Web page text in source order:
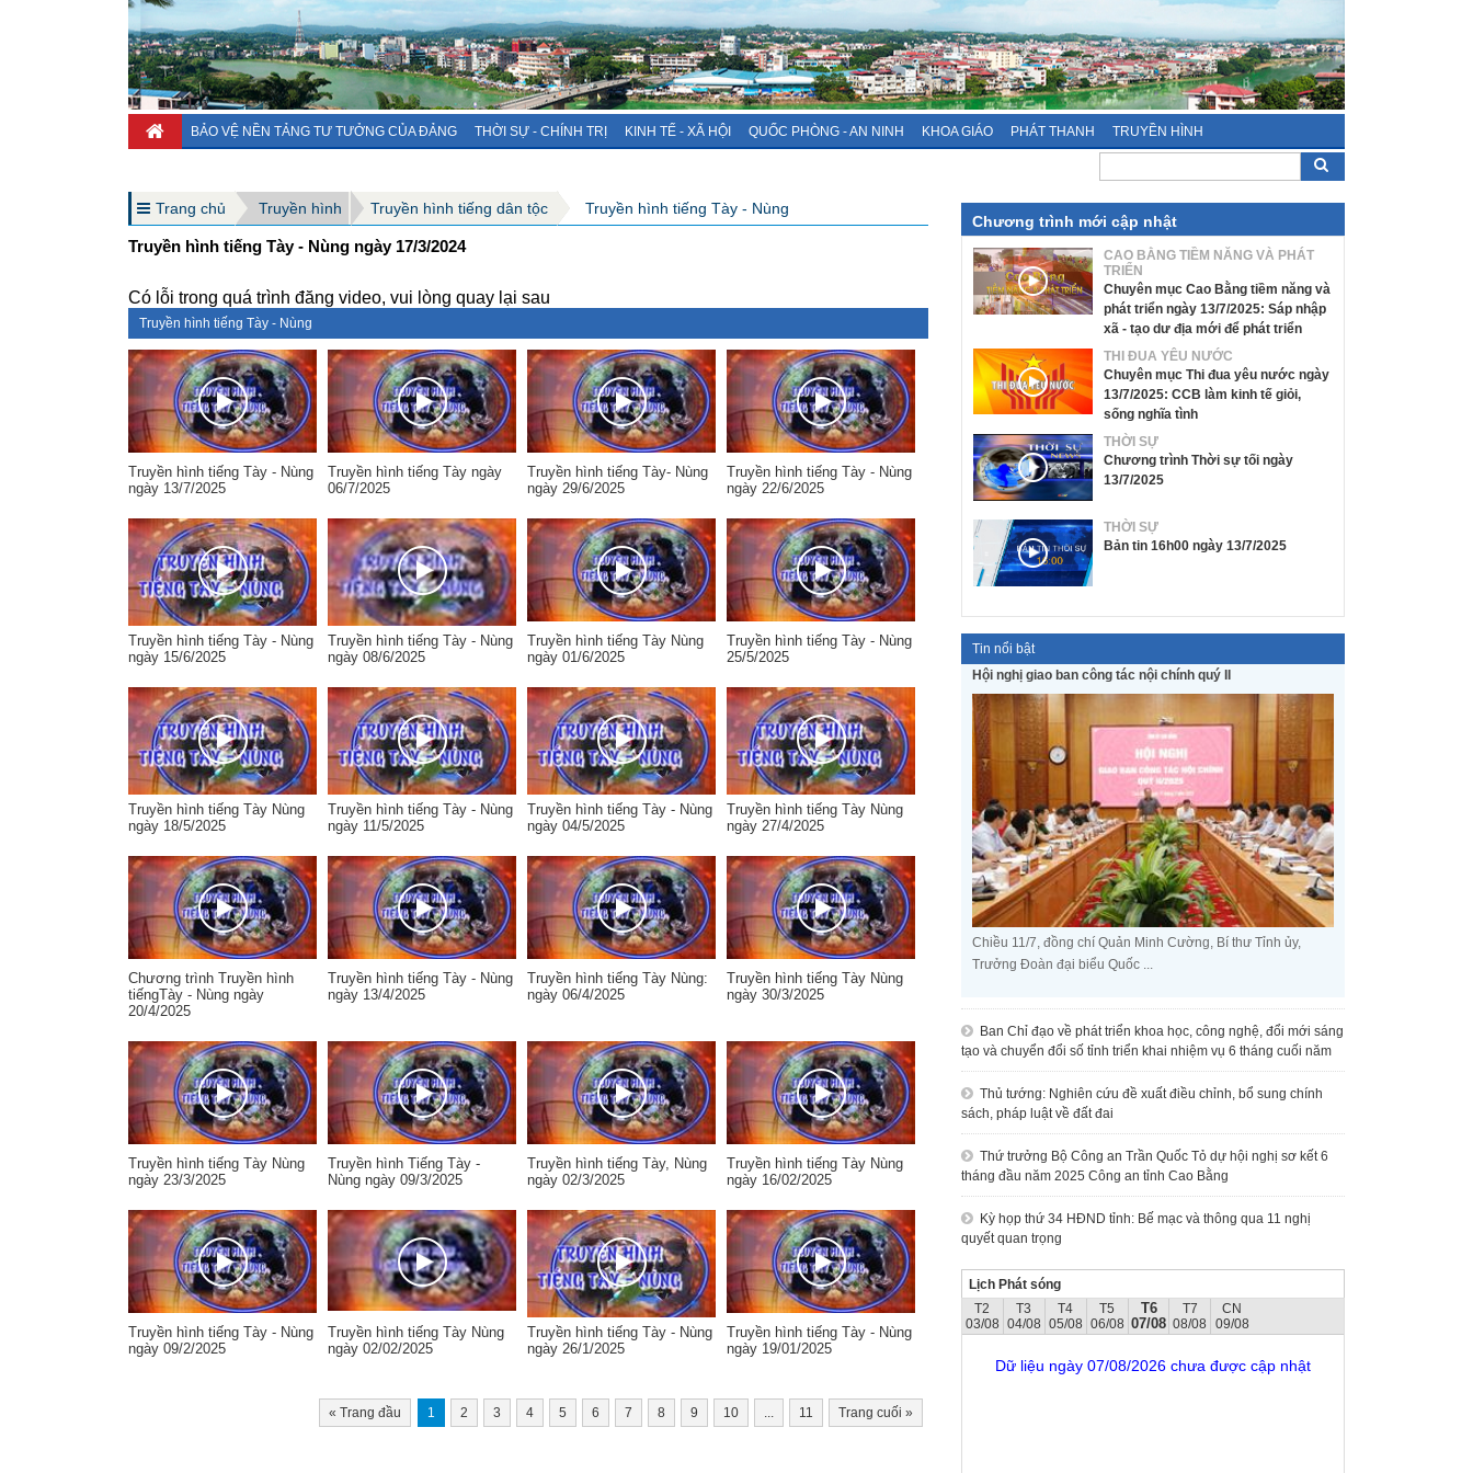
BẢO VỆ NỀN TẢNG TƯ TƯỞNG CỦA ĐẢNG THỜI SỰ - CHÍNH TRỊ KINH TẾ - XÃ HỘI QUỐC PHÒNG - AN NINH KHOA GIÁO PHÁT THANH TRUYỀN HÌNH
Trang chủ Truyền hình Truyền hình tiếng dân tộc Truyền hình tiếng Tày - Nùng
Truyền hình tiếng Tày - Nùng ngày 17/3/2024
Có lỗi trong quá trình đăng video, vui lòng quay lại sau
Truyền hình tiếng Tày - Nùng
Truyền hình tiếng Tày - Nùng
ngày 13/7/2025
Truyền hình tiếng Tày ngày
06/7/2025
Truyền hình tiếng Tày- Nùng
ngày 29/6/2025
Truyền hình tiếng Tày - Nùng
ngày 22/6/2025
Truyền hình tiếng Tày - Nùng
ngày 15/6/2025
Truyền hình tiếng Tày - Nùng
ngày 08/6/2025
Truyền hình tiếng Tày Nùng
ngày 01/6/2025
Truyền hình tiếng Tày - Nùng
25/5/2025
Truyền hình tiếng Tày Nùng
ngày 18/5/2025
Truyền hình tiếng Tày - Nùng
ngày 11/5/2025
Truyền hình tiếng Tày - Nùng
ngày 04/5/2025
Truyền hình tiếng Tày Nùng
ngày 27/4/2025
Chương trình Truyền hình
tiếngTày - Nùng ngày
20/4/2025
Truyền hình tiếng Tày - Nùng
ngày 13/4/2025
Truyền hình tiếng Tày Nùng:
ngày 06/4/2025
Truyền hình tiếng Tày Nùng
ngày 30/3/2025
Truyền hình tiếng Tày Nùng
ngày 23/3/2025
Truyền hình Tiếng Tày -
Nùng ngày 09/3/2025
Truyền hình tiếng Tày, Nùng
ngày 02/3/2025
Truyền hình tiếng Tày Nùng
ngày 16/02/2025
Truyền hình tiếng Tày - Nùng
ngày 09/2/2025
Truyền hình tiếng Tày Nùng
ngày 02/02/2025
Truyền hình tiếng Tày - Nùng
ngày 26/1/2025
Truyền hình tiếng Tày - Nùng
ngày 19/01/2025
« Trang đầu 1 2 3 4 5 6 7 8 9 10 ... 11 Trang cuối »
Chương trình mới cập nhật
CAO BẰNG TIỀM NĂNG VÀ PHÁT
TRIỂN
Chuyên mục Cao Bằng tiềm năng và
phát triển ngày 13/7/2025: Sáp nhập
xã - tạo dư địa mới để phát triển
THI ĐUA YÊU NƯỚC
Chuyên mục Thi đua yêu nước ngày
13/7/2025: CCB làm kinh tế giỏi,
sống nghĩa tình
THỜI SỰ
Chương trình Thời sự tối ngày
13/7/2025
THỜI SỰ
Bản tin 16h00 ngày 13/7/2025
Tin nổi bật
Hội nghị giao ban công tác nội chính quý II
Chiều 11/7, đồng chí Quản Minh Cường, Bí thư Tỉnh ủy,
Trưởng Đoàn đại biểu Quốc ...
Ban Chỉ đạo về phát triển khoa học, công nghệ, đổi mới sáng
tạo và chuyển đổi số tỉnh triển khai nhiệm vụ 6 tháng cuối năm
Thủ tướng: Nghiên cứu đề xuất điều chỉnh, bổ sung chính
sách, pháp luật về đất đai
Thứ trưởng Bộ Công an Trần Quốc Tỏ dự hội nghị sơ kết 6
tháng đầu năm 2025 Công an tỉnh Cao Bằng
Kỳ họp thứ 34 HĐND tỉnh: Bế mạc và thông qua 11 nghị
quyết quan trọng
Lịch Phát sóng
T2
03/08
T3
04/08
T4
05/08
T5
06/08
T6
07/08
T7
08/08
CN
09/08
Dữ liệu ngày 07/08/2026 chưa được cập nhật